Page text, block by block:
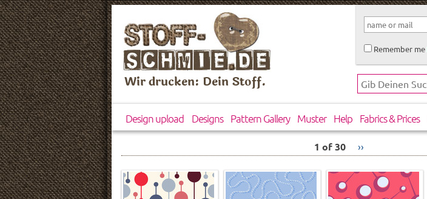
Wir drucken: Dein Stoff.
Remember me
Design upload Designs Pattern Gallery Muster Help Fabrics & Prices
1 of 30 ››